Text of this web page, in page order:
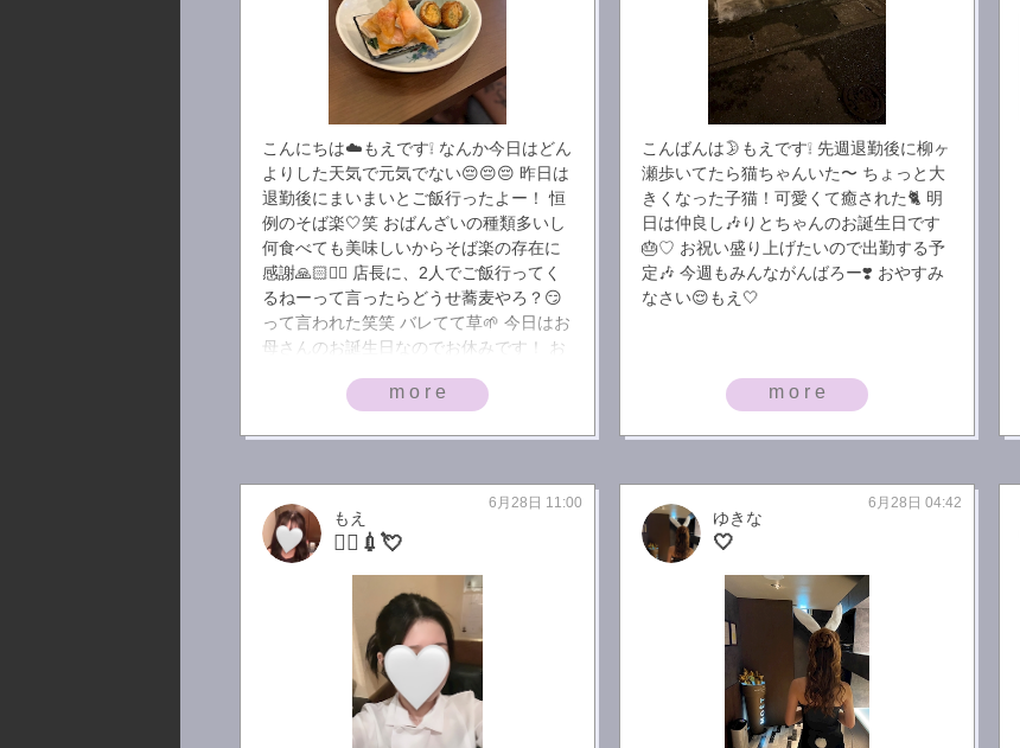
こんにちは☁️もえです❕ なんか今日はどん
よりした天気で元気でない😔😔😔 昨日は
退勤後にまいまいとご飯行ったよー！ 恒
例のそば楽🤍笑 おばんざいの種類多いし
何食べても美味しいからそば楽の存在に
感謝🙏🏻🙂‍↕️ 店長に、2人でご飯行ってく
るねーって言ったらどうせ蕎麦やろ？😏
って言われた笑笑 バレてて草🌱‬‪ 今日はお
母さんのお誕生日なのでお休みです！ お
だから食べれるのうれしい😸✨(買うのは
more
こんばんは🌛もえです❕ 先週退勤後に柳ヶ
瀬歩いてたら猫ちゃんいた〜 ちょっと大
きくなった子猫！可愛くて癒された🐈 明
日は仲良し🎶りとちゃんのお誕生日です
🎂♡ お祝い盛り上げたいので出勤する予
定🎶 今週もみんながんばろー❣️ おやすみ
なさい😌もえ🤍
more
もえ
👩‍⚕️💉💘
6月28日 11:00
ゆきな
🤍
6月28日 04:42